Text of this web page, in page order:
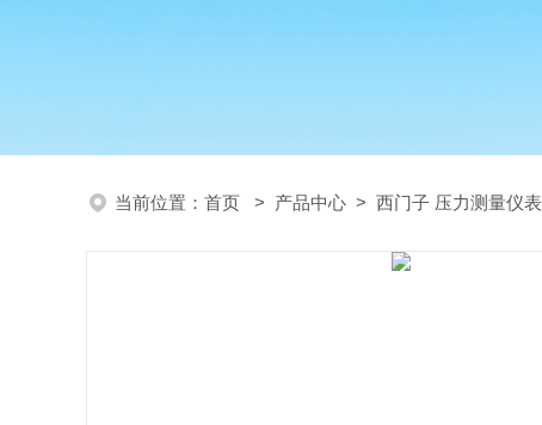
当前位置： 首页 > 产品中心 > 西门子 压力测量仪表